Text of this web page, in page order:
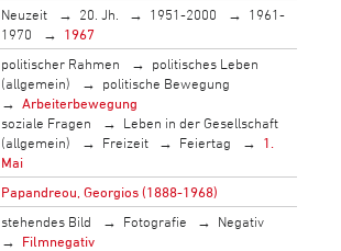
Neuzeit 20. Jh. 1951-2000
1961-
1970
1967
politischer Rahmen
politisches Leben
(allgemein)
politische Bewegung
Arbeiterbewegung
soziale Fragen
Leben in der Gesellschaft
(allgemein)
Freizeit Feiertag
1.
Mai
Papandreou, Georgios (1888-1968)
stehendes Bild Fotografie
Negativ
Filmnegativ